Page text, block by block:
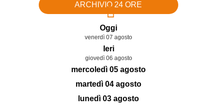
ARCHIVIO 24 ORE
Oggi
venerdì 07 agosto
Ieri
giovedì 06 agosto
mercoledì 05 agosto
martedì 04 agosto
lunedì 03 agosto